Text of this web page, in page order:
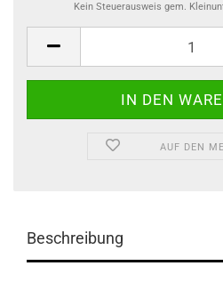
Kein Steuerausweis gem.
AUF DEN
Beschreibung